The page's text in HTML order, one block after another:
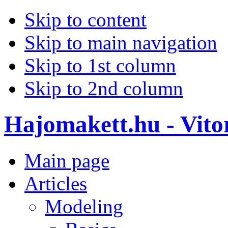
Skip to content
Skip to main navigation
Skip to 1st column
Skip to 2nd column
Hajomakett.hu -
Main page
Articles
Modeling